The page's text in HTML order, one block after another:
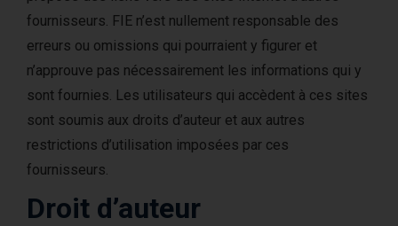
fournisseurs. FIE n’est nullement responsable des
erreurs ou omissions qui pourraient y figurer et
n’approuve pas nécessairement les informations qui y
sont fournies. Les utilisateurs qui accèdent à ces sites
sont soumis aux droits d’auteur et aux autres
restrictions d’utilisation imposées par ces
fournisseurs.
Droit d’auteur